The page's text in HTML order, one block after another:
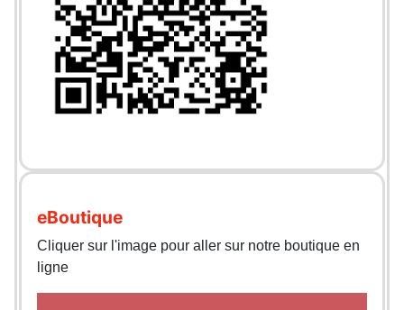
eBoutique
Cliquer sur l'image pour aller sur notre boutique en
ligne